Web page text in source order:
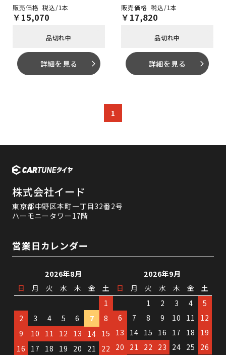
税込/1本
￥ 15,070
品切れ中
詳細を見る arrow_forward_ios
税込/1本
￥ 17,820
品切れ中
詳細を見る arrow_forward_ios
1
株式会社イード
東京都中野区本町一丁目32番2号
ハーモニータワー17階
営業日カレンダー
2026年8月
日
月 火 水 木 金
土
1
2
3 4 5 6 7
8
9
10 11 12 13 14 15
16
17 18 19 20 21
22
2026年9月
日
月 火 水 木 金
土
1
2 3 4
5
6
7 8 9 10 11
12
13
14 15 16 17 18
19
20
21 22 23 24 25
26